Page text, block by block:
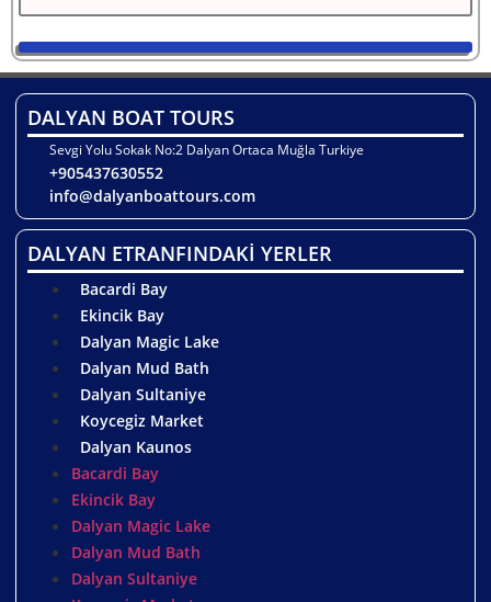
DALYAN BOAT TOURS
Sevgi Yolu Sokak No:2 Dalyan Ortaca Muğla Turkiye
+905437630552
info@dalyanboattours.com
DALYAN ETRANFINDAKİ YERLER
Bacardi Bay
Ekincik Bay
Dalyan Magic Lake
Dalyan Mud Bath
Dalyan Sultaniye
Koycegiz Market
Dalyan Kaunos
Bacardi Bay
Ekincik Bay
Dalyan Magic Lake
Dalyan Mud Bath
Dalyan Sultaniye